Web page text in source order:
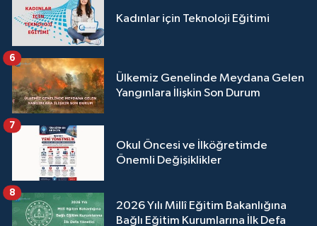
Kadınlar için Teknoloji Eğitimi
Ülkemiz Genelinde Meydana Gelen
Yangınlara İlişkin Son Durum
6
Okul Öncesi ve İlköğretimde
Önemli Değişiklikler
7
2026 Yılı Millî Eğitim Bakanlığına
Bağlı Eğitim Kurumlarına İlk Defa
8